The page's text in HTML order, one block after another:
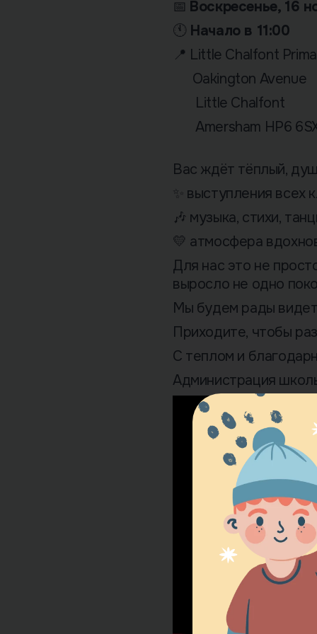
📅 Воскресенье, 16
🕚 Начало в 11:00
📍 Little Chalfont
Oakington Avenue
Little Chalfont
Amersham HP6
Вас ждёт тёплый,
✨ выступления всех
🎶 музыка, стихи,
💛 атмосфера
Для нас это не
выросло не одно
Мы будем рады
Приходите, чтобы
С теплом и
Администрация